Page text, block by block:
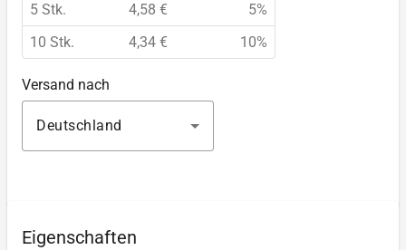
5 Stk.
4,58 €
5%
10 Stk.
4,34 € 10%
Versand nach
Deutschland
Eigenschaften